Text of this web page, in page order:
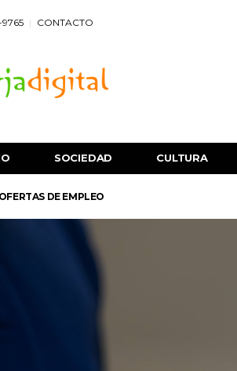
9765 CONTACTO
SOCIEDAD CULTURA
OFERTAS DE EMPLEO